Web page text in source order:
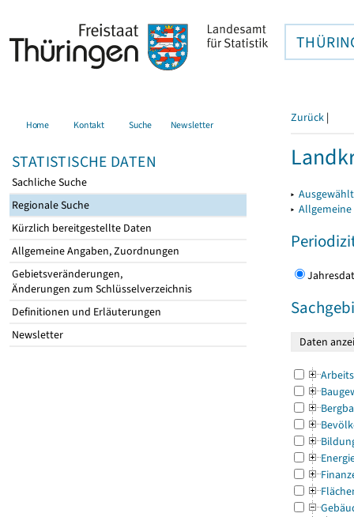
Home Kontakt Suche Newsletter
STATISTISCHE DATEN
Sachliche Suche
Regionale Suche
Kürzlich bereitgestellte Daten
Allgemeine Angaben, Zuordnungen
Gebietsveränderungen,
Änderungen zum Schlüsselverzeichnis
Definitionen und Erläuterungen
Newsletter
Zurück |
▸
▸